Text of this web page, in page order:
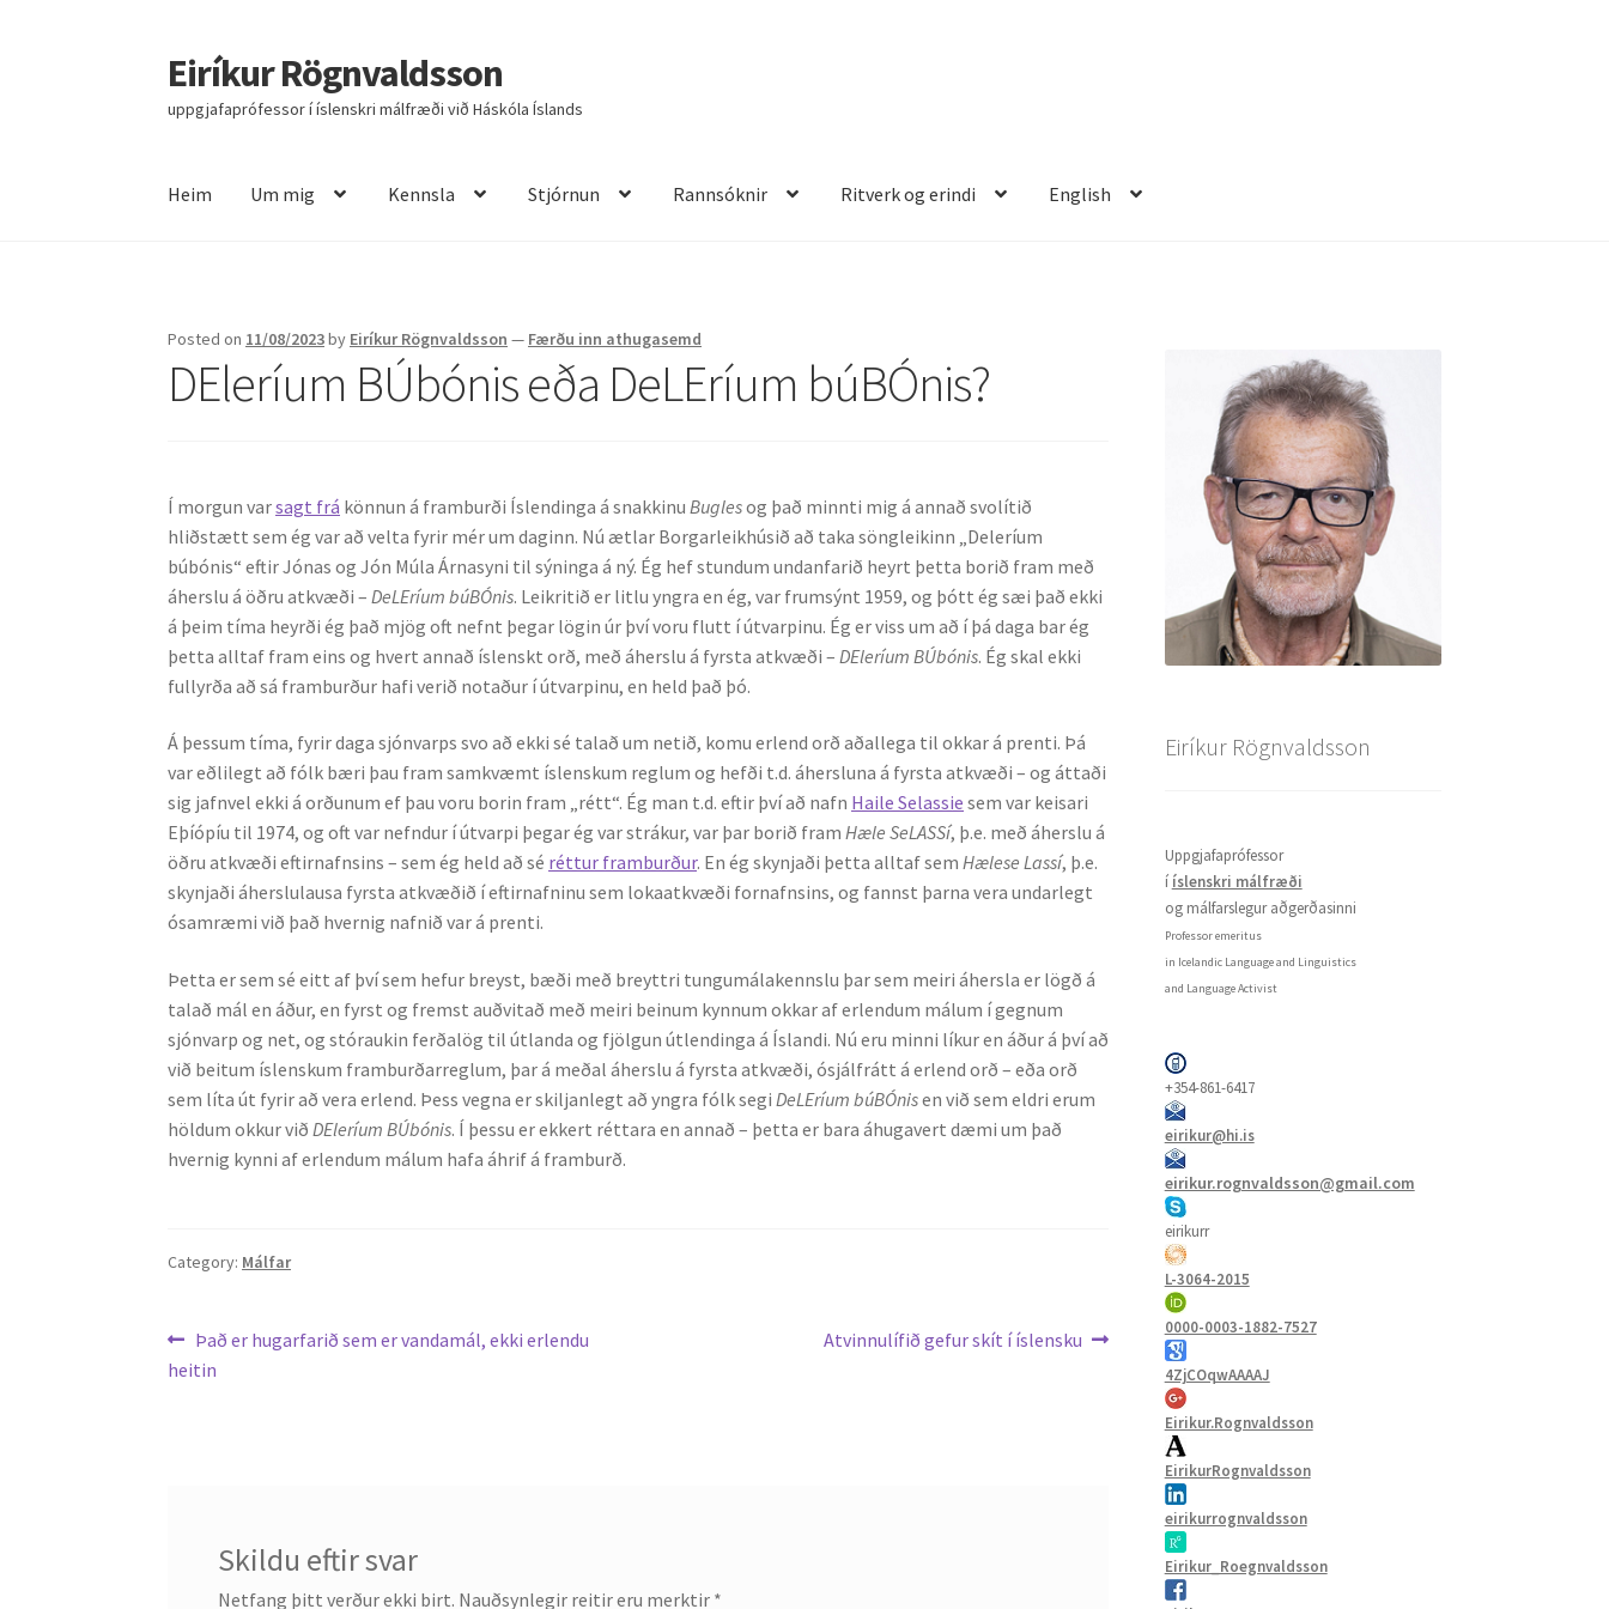
Fara
beint
í
Hoppa
yfir
í
Eiríkur Rögnvaldsson
uppgjafaprófessor í íslenskri málfræði við Háskóla Íslands
Heim Um mig Kennsla Stjórnun Rannsóknir Ritverk og erindi English
Posted on 11/08/2023by Eiríkur Rögnvaldsson — Færðu inn athugasemd
DEleríum BÚbónis eða DeLEríum búBÓnis?
Í morgun varsagt frá könnun á framburði Íslendinga á snakkinu Buglesog það minnti mig á annað svolítið
hliðstætt sem ég var að velta fyrir mér um daginn. Nú ætlar Borgarleikhúsið að taka söngleikinn „Deleríum
búbónis“ eftir Jónas og Jón Múla Árnasyni til sýninga á ný. Ég hef stundum undanfarið heyrt þetta borið fram með
áherslu á öðru atkvæði – DeLEríum búBÓnis. Leikritið er litlu yngra en ég, var frumsýnt 1959, og þótt ég sæi það ekki
á þeim tíma heyrði ég það mjög oft nefnt þegar lögin úr því voru flutt í útvarpinu. Ég er viss um að í þá daga bar ég
þetta alltaf fram eins og hvert annað íslenskt orð, með áherslu á fyrsta atkvæði – DEleríum BÚbónis. Ég skal ekki
fullyrða að sá framburður hafi verið notaður í útvarpinu, en held það þó.
Á þessum tíma, fyrir daga sjónvarps svo að ekki sé talað um netið, komu erlend orð aðallega til okkar á prenti. Þá
var eðlilegt að fólk bæri þau fram samkvæmt íslenskum reglum og hefði t.d. áhersluna á fyrsta atkvæði – og áttaði
sig jafnvel ekki á orðunum ef þau voru borin fram „rétt“. Ég man t.d. eftir því að nafn Haile Selassie sem var keisari
Eþíópíu til 1974, og oft var nefndur í útvarpi þegar ég var strákur, var þar borið framHæle SeLASSí, þ.e. með áherslu á
öðru atkvæði eftirnafnsins – sem ég held að sé réttur framburður. En ég skynjaði þetta alltaf semHælese Lassí, þ.e.
skynjaði áherslulausa fyrsta atkvæðið í eftirnafninu sem lokaatkvæði fornafnsins, og fannst þarna vera undarlegt
ósamræmi við það hvernig nafnið var á prenti.
Þetta er sem sé eitt af því sem hefur breyst, bæði með breyttri tungumálakennslu þar sem meiri áhersla er lögð á
talað mál en áður, en fyrst og fremst auðvitað með meiri beinum kynnum okkar af erlendum málum í gegnum
sjónvarp og net, og stóraukin ferðalög til útlanda og fjölgun útlendinga á Íslandi. Nú eru minni líkur en áður á því að
við beitum íslenskum framburðarreglum, þar á meðal áherslu á fyrsta atkvæði, ósjálfrátt á erlend orð – eða orð
sem líta út fyrir að vera erlend. Þess vegna er skiljanlegt að yngra fólk segi DeLEríum búBÓnisen við sem eldri erum
höldum okkur við DEleríum BÚbónis. Í þessu er ekkert réttara en annað – þetta er bara áhugavert dæmi um það
hvernig kynni af erlendum málum hafa áhrif á framburð.
Category: Málfar
Leiðarkerfi
færslu
Previous
post:
Það er hugarfarið sem er vandamál, ekki erlendu
heitin
Next
Atvinnulífið gefur skít í íslensku
Skildu eftir svar
Netfang þitt verður ekki birt. Nauðsynlegir reitir eru merktir *
Eiríkur Rögnvaldsson
Uppgjafaprófessor
í íslenskri málfræði
og málfarslegur aðgerðasinni
Professor emeritus
in Icelandic Language and Linguistics
and Language Activist
+354-861-6417
eirikur@hi.is
eirikur.rognvaldsson@gmail.com
eirikurr
L-3064-2015
0000-0003-1882-7527
4ZjCOqwAAAAJ
Eirikur.Rognvaldsson
EirikurRognvaldsson
eirikurrognvaldsson
Eirikur_Roegnvaldsson